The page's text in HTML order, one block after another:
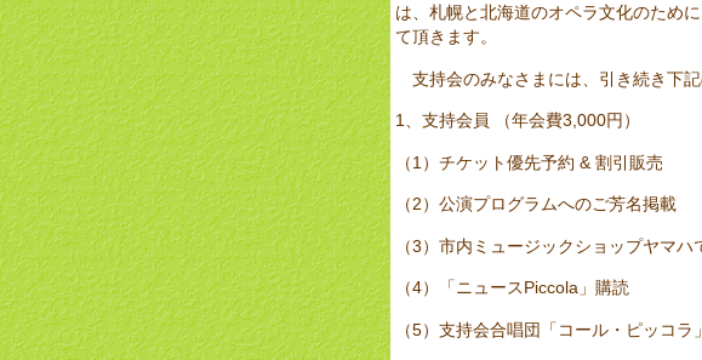
は、札幌と北海道のオペラ文化のため
て頂きます。
支持会のみなさまには、引き続き下記
1、支持会員 （年会費3,000円）
（1）チケット優先予約 & 割引販売
（2）公演プログラムへのご芳名掲載
（3）市内ミュージックショップヤマハ
（4）「ニュースPiccola」購読
（5）支持会合唱団「コール・ピッコラ